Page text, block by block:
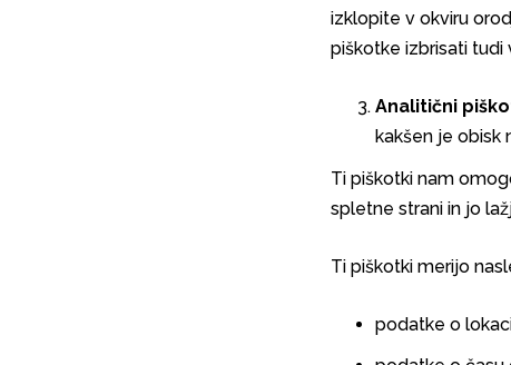
izklopite v okviru
piškotke izbrisati tudi
Analitični
kakšen je obisk
Ti piškotki nam
spletne strani in jo
Ti piškotki merijo
podatke o